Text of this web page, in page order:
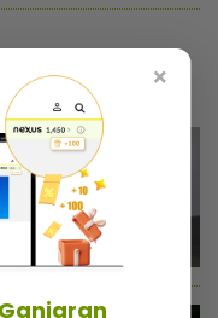
×